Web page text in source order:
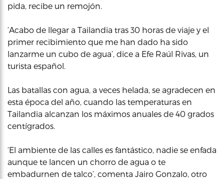
pida, recibe un remojón.
‘Acabo de llegar a Tailandia tras 30 horas de viaje y el
primer recibimiento que me han dado ha sido
lanzarme un cubo de agua’, dice a Efe Raúl Rivas, un
turista español.
Las batallas con agua, a veces helada, se agradecen en
esta época del año, cuando las temperaturas en
Tailandia alcanzan los máximos anuales de 40 grados
centígrados.
‘El ambiente de las calles es fantástico, nadie se enfada
aunque te lancen un chorro de agua o te
embadurnen de talco’, comenta Jairo Gonzalo, otro